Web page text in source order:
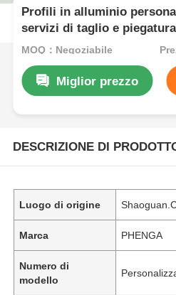
Profili in alluminio
servizi di taglio e
MOQ：Negoziabile
Miglior prezzo
DESCRIZIONE DI
Luogo di origine
Marca PHENGA
Numero di
modello